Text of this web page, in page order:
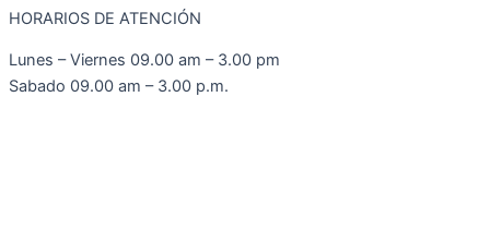
HORARIOS DE ATENCIÓN
Lunes – Viernes 09.00 am – 3.00 pm
Sabado 09.00 am – 3.00 p.m.